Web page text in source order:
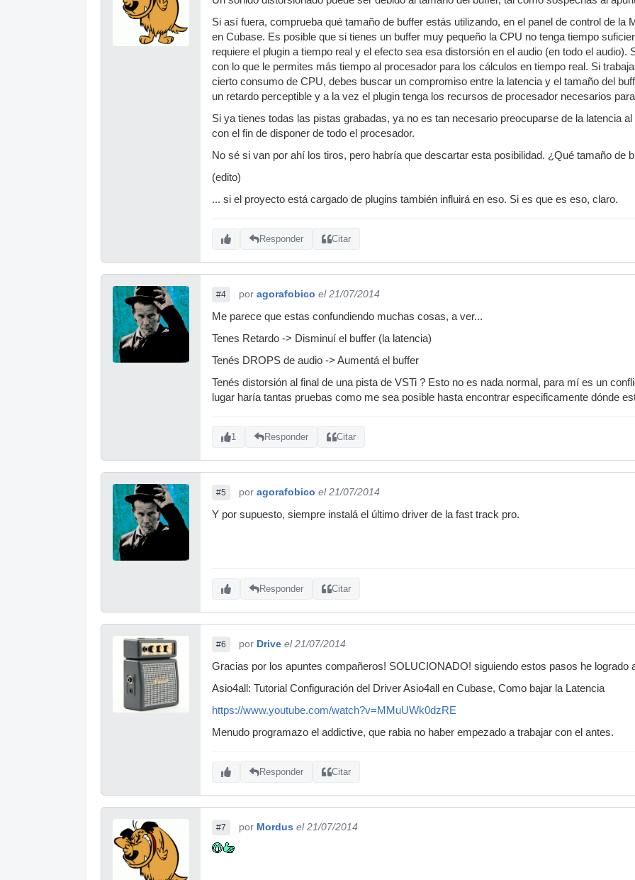
Si así fuera, comprueba qué tamaño de buffer estás utilizando, en el panel de control de la
en Cubase. Es posible que si tienes un buffer muy pequeño la CPU no tenga tiempo
requiere el plugin a tiempo real y el efecto sea esa distorsión en el audio (en todo el audio).
con lo que le permites más tiempo al procesador para los cálculos en tiempo real. Si
cierto consumo de CPU, debes buscar un compromiso entre la latencia y el tamaño del
un retardo perceptible y a la vez el plugin tenga los recursos de procesador necesarios
Si ya tienes todas las pistas grabadas, ya no es tan necesario preocuparse de la latencia
con el fin de disponer de todo el procesador.
No sé si van por ahí los tiros, pero habría que descartar esta posibilidad. ¿Qué tamaño de
(edito)
... si el proyecto está cargado de plugins también influirá en eso. Si es que es eso, claro.
Responder Citar
#4 por agorafobico el 21/07/2014
Me parece que estas confundiendo muchas cosas, a ver...
Tenes Retardo -> Disminuí el buffer (la latencia)
Tenés DROPS de audio -> Aumentá el buffer
Tenés distorsión al final de una pista de VSTi ? Esto no es nada normal, para mí es un
lugar haría tantas pruebas como me sea posible hasta encontrar especificamente dónde
1 Responder Citar
#5 por agorafobico el 21/07/2014
Y por supuesto, siempre instalá el último driver de la fast track pro.
Responder Citar
#6 por Drive el 21/07/2014
Gracias por los apuntes compañeros! SOLUCIONADO! siguiendo estos pasos he logrado
Asio4all: Tutorial Configuración del Driver Asio4all en Cubase, Como bajar la Latencia
https://www.youtube.com/watch?v=MMuUWk0dzRE
Menudo programazo el addictive, que rabia no haber empezado a trabajar con el antes.
Responder Citar
#7 por Mordus el 21/07/2014